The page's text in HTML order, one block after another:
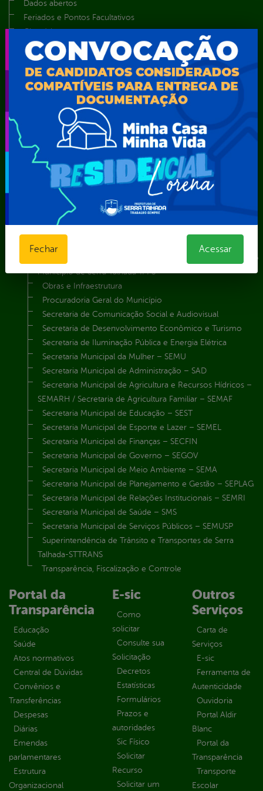
Dados abertos
Feriados e Pontos Facultativos
Glossário
Notícias
Resultado de Exames
Serviços digitais
Telefones Úteis
Vice-Prefeito
Secretarias
Agência Municipal de Meio Ambiente – AMMA
Assistência Social e Cidadania
Autarquia Educacional de Serra Talhada – AESET
Comando da Guarda Municipal-CGM
Diretoria da Defesa Civil
FUNDAÇÃO CULTURAL DE SERRA TALHADA
Gabinete do Vice-Prefeito
Instituto de Previdência Própria dos Servidores Públicos do
Município de Serra Talhada-IPPS
Obras e Infraestrutura
Procuradoria Geral do Município
Secretaria de Comunicação Social e Audiovisual
Secretaria de Desenvolvimento Econômico e Turismo
Secretaria de Iluminação Pública e Energia Elétrica
Secretaria Municipal da Mulher – SEMU
Secretaria Municipal de Administração – SAD
Secretaria Municipal de Agricultura e Recursos Hídricos –
SEMARH / Secretaria de Agricultura Familiar – SEMAF
Secretaria Municipal de Educação – SEST
Secretaria Municipal de Esporte e Lazer – SEMEL
Secretaria Municipal de Finanças – SECFIN
Secretaria Municipal de Governo – SEGOV
Secretaria Municipal de Meio Ambiente – SEMA
Secretaria Municipal de Planejamento e Gestão – SEPLAG
Secretaria Municipal de Relações Institucionais – SEMRI
Secretaria Municipal de Saúde – SMS
Secretaria Municipal de Serviços Públicos – SEMUSP
Superintendência de Trânsito e Transportes de Serra
Talhada-STTRANS
Transparência, Fiscalização e Controle
Portal da
Transparência
Educação
Saúde
Atos normativos
Central de Dúvidas
Convênios e
Transferências
Despesas
Diárias
Emendas
parlamentares
Estrutura
Organizacional
E-sic
Como
solicitar
Consulte sua
Solicitação
Decretos
Estatísticas
Formulários
Prazos e
autoridades
Sic Físico
Solicitar
Recurso
Solicitar um
Outros
Serviços
Carta de
Serviços
E-sic
Ferramenta de
Autenticidade
Ouvidoria
Portal Aldir
Blanc
Portal da
Transparência
Transporte
Escolar
Fechar Acessar